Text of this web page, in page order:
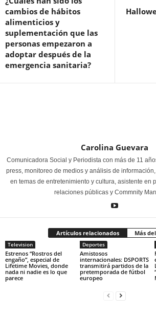
cambios de hábitos
alimenticios y
suplementación que las
personas empezaron a
adoptar después de la
emergencia sanitaria?
Carolina Guevara
Comunicadora Social y Periodista con más de 11
press, monitoreo de medios y análisis de
en temas de entretenimiento y cultura, asistente en
relaciones públicas y Commnity
Artículos relacionados Más
Television
Estrenos “Rostros del
engaño”, especial de
Lifetime Movies, donde
nada ni nadie es lo que
parece
Deportes
Amistosos
internacionales: DSPORTS
transmitirá partidos de la
pretemporada de fútbol
europeo